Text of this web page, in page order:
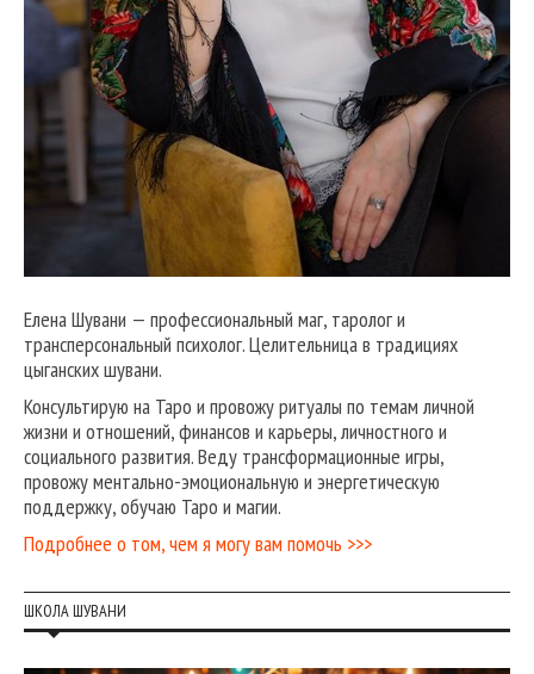
Елена Шувани — профессиональный маг, таролог и
трансперсональный психолог. Целительница в традициях
цыганских шувани.
Консультирую на Таро и провожу ритуалы по темам личной
жизни и отношений, финансов и карьеры, личностного и
социального развития. Веду трансформационные игры,
провожу ментально-эмоциональную и энергетическую
поддержку, обучаю Таро и магии.
Подробнее о том, чем я могу вам помочь >>>
ШКОЛА ШУВАНИ